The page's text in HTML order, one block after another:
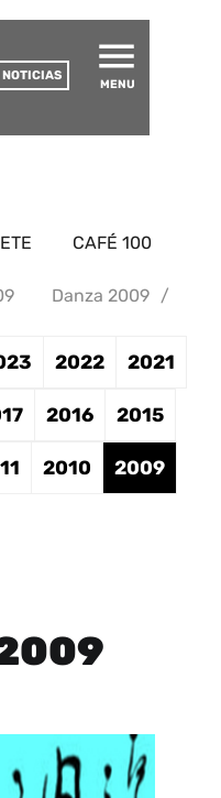
NOTICIAS
MENU
CAFÉ 100
Danza 2009 /
2022 2021
2016 2015
2010 2009